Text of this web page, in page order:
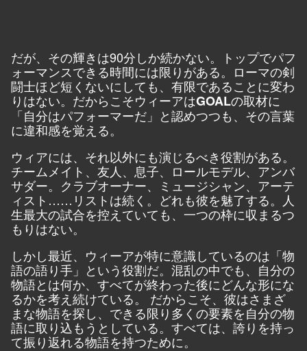
だが、その輝きは90分しか続かない。トップでパフ
ォーマンスできる時間には限りがある。ローマの剣
闘士ほど短くないにしても、有限であることに変わ
りはない。だからこそウィーアはGOALの取材に
「自分はパフォーマーだ」と認めつつも、その言葉
に違和感を覚える。
ウィアには、それ以外にも演じるべき役割がある。
チームメイト、友人、息子、ロールモデル、アンバ
サダー。クラブオーナー、ミュージシャン、アーテ
ィスト……リストは続く。どれも彼を魅了する。人
生最大の試合を控えていても、一つの枠に収まるつ
もりはない。
しかし最近、ウィーアが特に意識しているのは「物
語の語り手」という役割だ。混乱の中でも、自分の
物語とは何か、すべてが終わった後にどんな形にな
るかを考え続けている。 だからこそ、彼はさまざ
まな物語を探し、できる限り多くの要素を自分の物
語に取り込もうとしている。すべては、誇りを持っ
て振り返れる物語を持つために。